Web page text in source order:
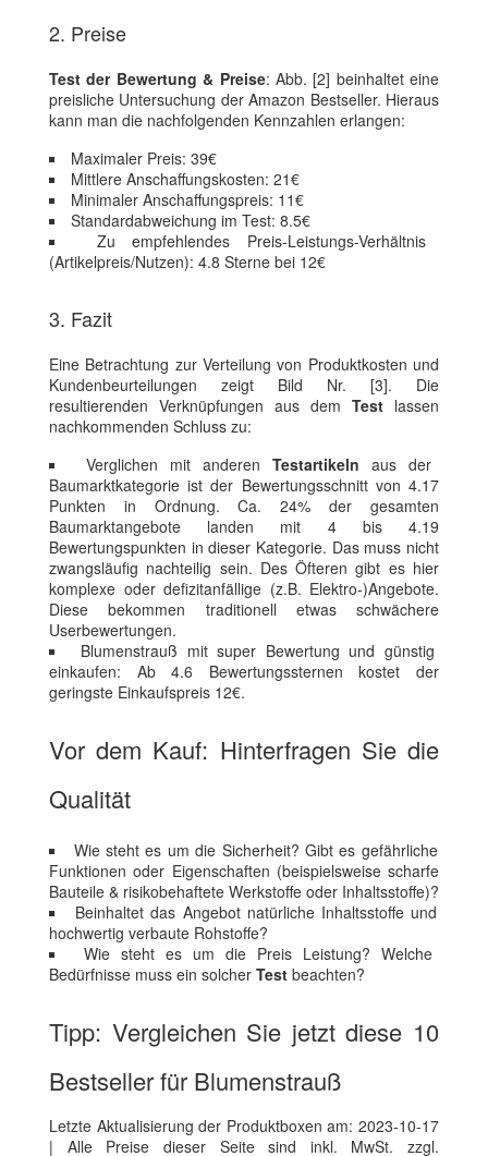
2. Preise
Test der Bewertung & Preise: Abb. [2] beinhaltet eine
preisliche Untersuchung der Amazon Bestseller. Hieraus
kann man die nachfolgenden Kennzahlen erlangen:
Maximaler Preis: 39€
Mittlere Anschaffungskosten: 21€
Minimaler Anschaffungspreis: 11€
Standardabweichung im Test: 8.5€
Zu empfehlendes Preis-Leistungs-Verhältnis
(Artikelpreis/Nutzen): 4.8 Sterne bei 12€
3. Fazit
Eine Betrachtung zur Verteilung von Produktkosten und
Kundenbeurteilungen zeigt Bild Nr. [3]. Die
resultierenden Verknüpfungen aus dem Test lassen
nachkommenden Schluss zu:
Verglichen mit anderen Testartikeln aus der
Baumarktkategorie ist der Bewertungsschnitt von 4.17
Punkten in Ordnung. Ca. 24% der gesamten
Baumarktangebote landen mit 4 bis 4.19
Bewertungspunkten in dieser Kategorie. Das muss nicht
zwangsläufig nachteilig sein. Des Öfteren gibt es hier
komplexe oder defizitanfällige (z.B. Elektro-)Angebote.
Diese bekommen traditionell etwas schwächere
Userbewertungen.
Blumenstrauß mit super Bewertung und günstig
einkaufen: Ab 4.6 Bewertungssternen kostet der
geringste Einkaufspreis 12€.
Vor dem Kauf: Hinterfragen Sie die
Qualität
Wie steht es um die Sicherheit? Gibt es gefährliche
Funktionen oder Eigenschaften (beispielsweise scharfe
Bauteile & risikobehaftete Werkstoffe oder Inhaltsstoffe)?
Beinhaltet das Angebot natürliche Inhaltsstoffe und
hochwertig verbaute Rohstoffe?
Wie steht es um die Preis Leistung? Welche
Bedürfnisse muss ein solcher Test beachten?
Tipp: Vergleichen Sie jetzt diese 10
Bestseller für Blumenstrauß
Letzte Aktualisierung der Produktboxen am: 2023-10-17
| Alle Preise dieser Seite sind inkl. MwSt. zzgl.